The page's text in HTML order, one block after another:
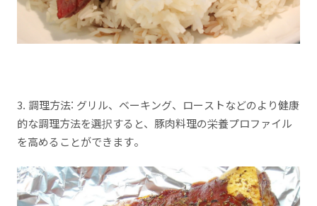
3. 調理方法: グリル、ベーキング、ローストなどのより健康
的な調理方法を選択すると、豚肉料理の栄養プロファイル
を高めることができます。